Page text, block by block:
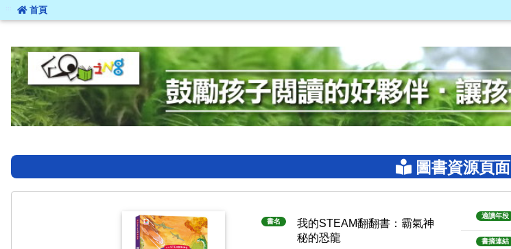
::: 首頁
圖書資源頁面
書名
我的STEAM翻翻書：霸氣神
秘的恐龍
適讀年段
書摘連結